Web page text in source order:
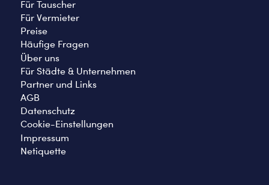
Für Tauscher
Für Vermieter
Preise
Häufige Fragen
Über uns
Für Städte & Unternehmen
Partner und Links
AGB
Datenschutz
Cookie-Einstellungen
Impressum
Netiquette